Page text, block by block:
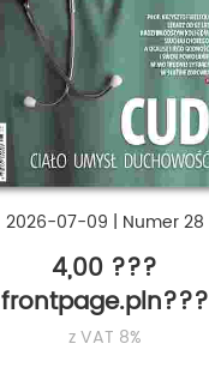
2026-07-09 | Numer 28
4,00 ???
frontpage.pln???
z VAT 8%